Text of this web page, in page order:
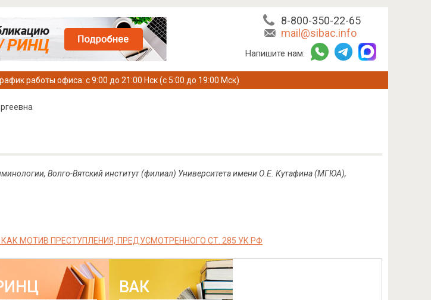
8-800-350-22-65
mail@sibac.info
Напишите нам:
работы офиса: с 9:00 до 21:00 Нск (с 5:00 до 19:00 Мск)
Волго-Вятский институт (филиал) Университета имени О.Е. Кутафина (МГЮА),
МОТИВ ПРЕСТУПЛЕНИЯ, ПРЕДУСМОТРЕННОГО СТ. 285 УК РФ
ВАК